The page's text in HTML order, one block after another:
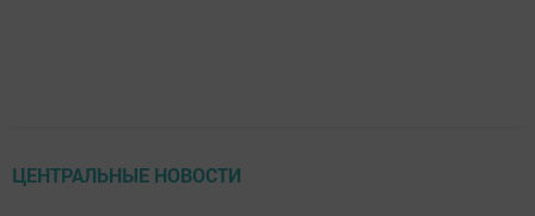
ЦЕНТРАЛЬНЫЕ НОВОСТИ